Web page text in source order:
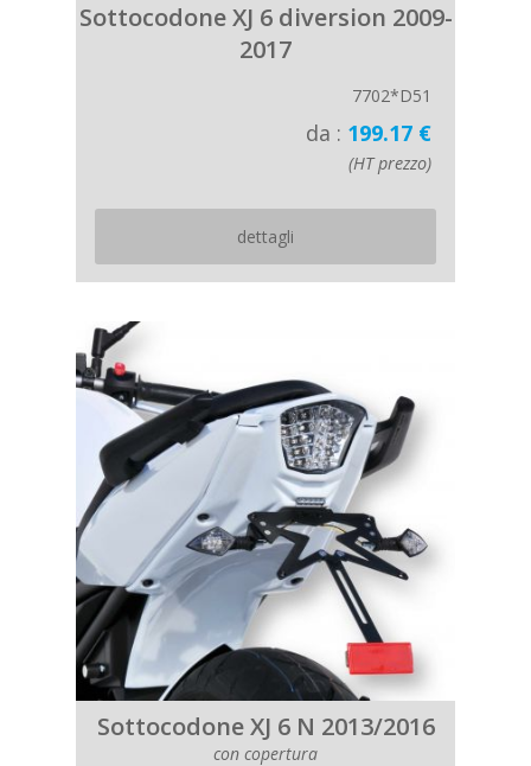
Sottocodone XJ 6 diversion 2009-
2017
7702*D51
da : 199.17 €
(HT prezzo)
dettagli
Sottocodone XJ 6 N 2013/2016
con copertura